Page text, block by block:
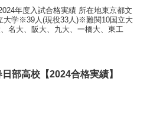
年度入試合格実績 所在地東京都文
大学※39人(現役33人)※難関10国立大
名大、阪大、九大、一橋大、東工
日部高校【2024合格実績】